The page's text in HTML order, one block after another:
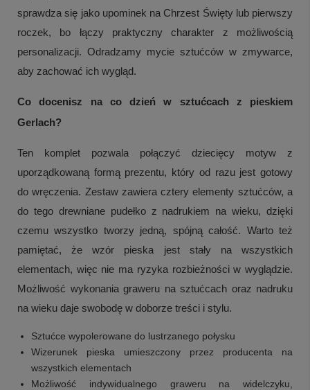
sprawdza się jako upominek na Chrzest Święty lub pierwszy
roczek, bo łączy praktyczny charakter z możliwością
personalizacji. Odradzamy mycie sztućców w zmywarce,
aby zachować ich wygląd.
Co docenisz na co dzień w sztućcach z pieskiem
Gerlach?
Ten komplet pozwala połączyć dziecięcy motyw z
uporządkowaną formą prezentu, który od razu jest gotowy
do wręczenia. Zestaw zawiera cztery elementy sztućców, a
do tego drewniane pudełko z nadrukiem na wieku, dzięki
czemu wszystko tworzy jedną, spójną całość. Warto też
pamiętać, że wzór pieska jest stały na wszystkich
elementach, więc nie ma ryzyka rozbieżności w wyglądzie.
Możliwość wykonania graweru na sztućcach oraz nadruku
na wieku daje swobodę w doborze treści i stylu.
Sztućce wypolerowane do lustrzanego połysku
Wizerunek pieska umieszczony przez producenta na
wszystkich elementach
Możliwość indywidualnego graweru na widelczyku,